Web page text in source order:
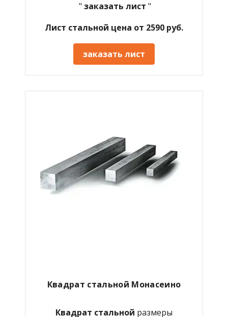
" заказать лист "
Лист стальной цена от 2590 руб.
заказать лист
Квадрат стальной Монасеино
Квадрат стальной размеры